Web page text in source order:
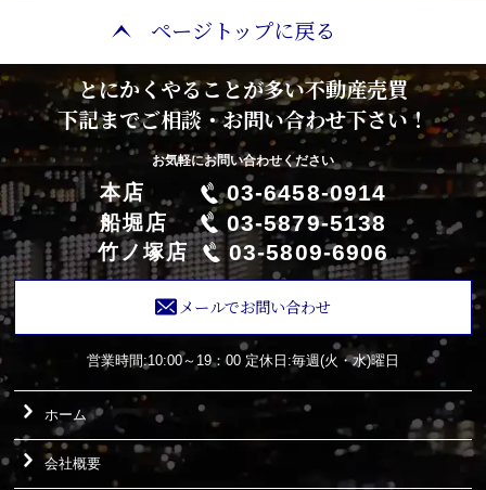
ページトップに戻る
とにかくやることが多い不動産売買
下記までご相談・お問い合わせ下さい！
お気軽にお問い合わせください
本店 03-6458-0914
船堀店 03-5879-5138
竹ノ塚店 03-5809-6906
メールでお問い合わせ
営業時間:10:00～19：00 定休日:毎週(火・水)曜日
ホーム
会社概要